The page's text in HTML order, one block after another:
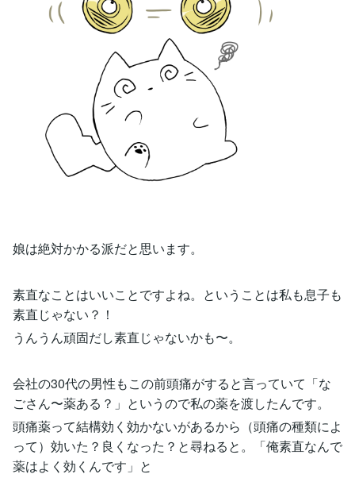
娘は絶対かかる派だと思います。
素直なことはいいことですよね。ということは私も息子も
素直じゃない？！
うんうん頑固だし素直じゃないかも〜。
会社の30代の男性もこの前頭痛がすると言っていて「な
ごさん〜薬ある？」というので私の薬を渡したんです。
頭痛薬って結構効く効かないがあるから（頭痛の種類によ
って）効いた？良くなった？と尋ねると。「俺素直なんで
薬はよく効くんです」と